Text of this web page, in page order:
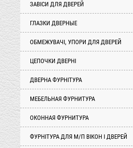
ЗАВІСИ ДЛЯ ДВЕРЕЙ
ГЛАЗКИ ДВЕРНЫЕ
ОБМЕЖУВАЧІ, УПОРИ ДЛЯ ДВЕРЕЙ
ЦЕПОЧКИ ДВЕРНІ
ДВЕРНА ФУРНІТУРА
МЕБЕЛЬНАЯ ФУРНИТУРА
ОКОННАЯ ФУРНИТУРА
ФУРНІТУРА ДЛЯ М/П ВІКОН І ДВЕРЕЙ